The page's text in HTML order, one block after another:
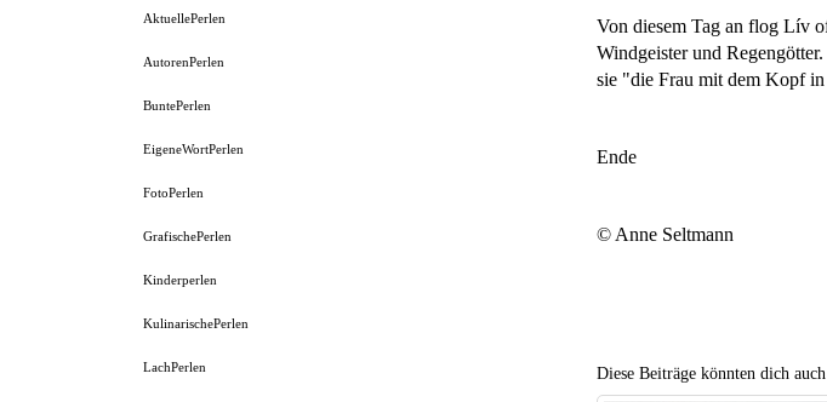
Von diesem Tag an flog Lív
Windgeister und
sie "die Frau mit dem Kopf
Ende
© Anne Seltmann
Diese Beiträge könnten dich
AktuellePerlen
AutorenPerlen
BuntePerlen
EigeneWortPerlen
FotoPerlen
GrafischePerlen
Kinderperlen
KulinarischePerlen
LachPerlen